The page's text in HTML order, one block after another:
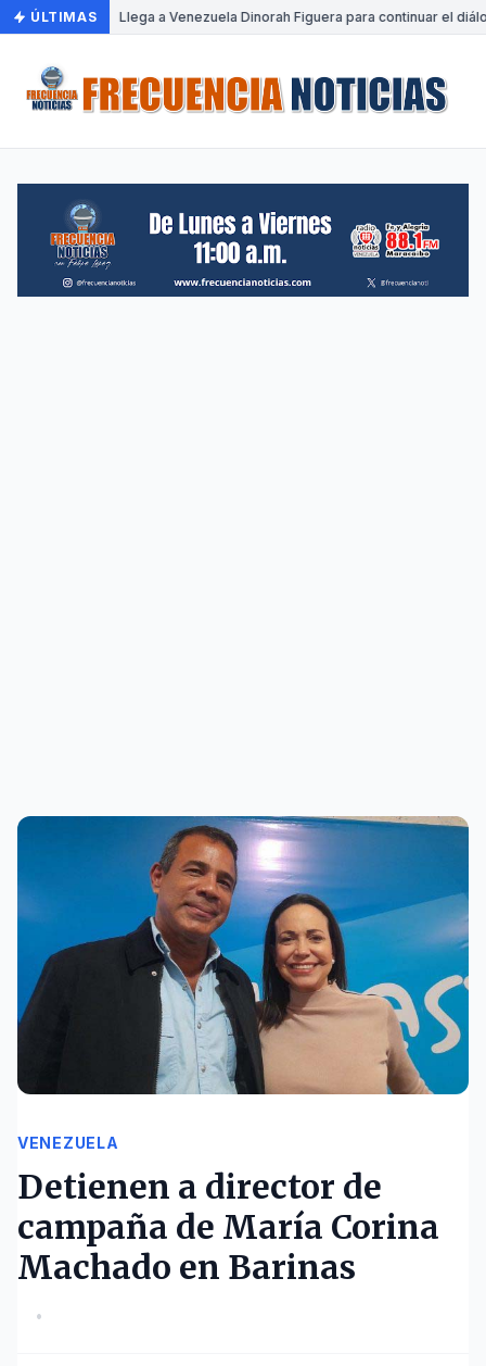
ÚLTIMAS Llega a Venezuela Dinorah Figuera para continuar el
VENEZUELA
Detienen a director de
campaña de María Corina
Machado en Barinas
•